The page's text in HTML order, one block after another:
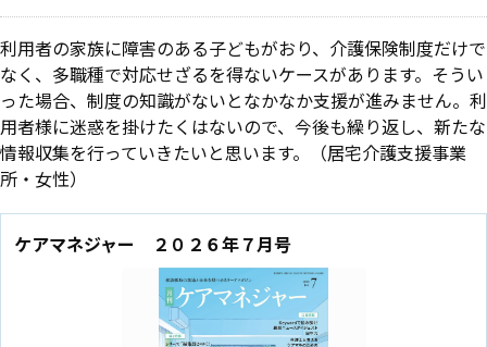
利用者の家族に障害のある子どもがおり、介護保険制度だけで
なく、多職種で対応せざるを得ないケースがあります。そうい
った場合、制度の知識がないとなかなか支援が進みません。利
用者様に迷惑を掛けたくはないので、今後も繰り返し、新たな
情報収集を行っていきたいと思います。（居宅介護支援事業
所・女性）
ケアマネジャー ２０２６年７月号